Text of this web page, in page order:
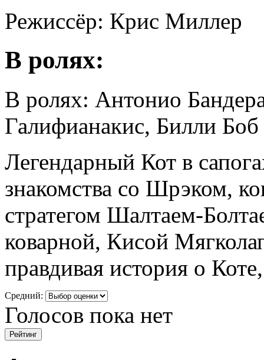
Режиссёр: Крис Миллер
В ролях:
В ролях: Антонио
Галифианакис, Билли
Легендарный Кот в
знакомства со Шрэком,
стратегом Шалтаем-
коварной, Кисой
правдивая история о
Средний:
Голосов пока нет